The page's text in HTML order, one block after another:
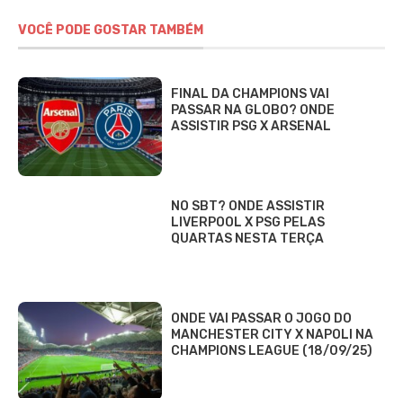
VOCÊ PODE GOSTAR TAMBÉM
FINAL DA CHAMPIONS VAI
PASSAR NA GLOBO? ONDE
ASSISTIR PSG X ARSENAL
NO SBT? ONDE ASSISTIR
LIVERPOOL X PSG PELAS
QUARTAS NESTA TERÇA
ONDE VAI PASSAR O JOGO DO
MANCHESTER CITY X NAPOLI NA
CHAMPIONS LEAGUE (18/09/25)